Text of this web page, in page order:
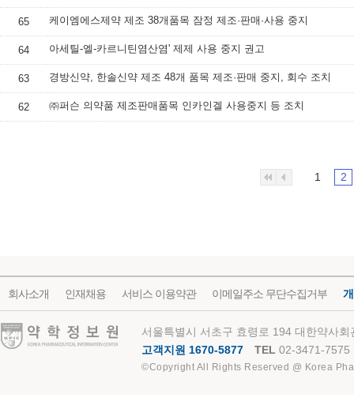
65 케이엠에스제약 제조 38개품목 잠정 제조·판매·사용 중지
64 아세틸-엘-카르니틴염산염' 제제 사용 중지 권고
63 경방신약, 한솔신약 제조 48개 품목 제조·판매 중지, 회수 조치
62 ㈜퍼슨 의약품 제조판매품목 인카인겔 사용중지 등 조치
1 2
회사소개 인재채용 서비스 이용약관 이메일주소 무단수집거부
약학정보원
서울특별시 서초구 효령로 194 대한약사
고객지원 1670-5877
TEL 02-3471-7575
©Copyright All Rights Reserved @ Korea